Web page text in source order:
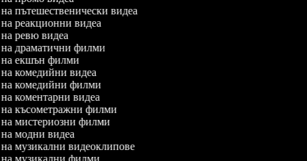
на пътешественически видеа
на реакционни видеа
на ревю видеа
на драматични филми
на екшън филми
на комедийни видеа
на комедийни филми
на коментарни видеа
на късометражни филми
на мистериозни филми
на модни видеа
на музикални видеоклипове